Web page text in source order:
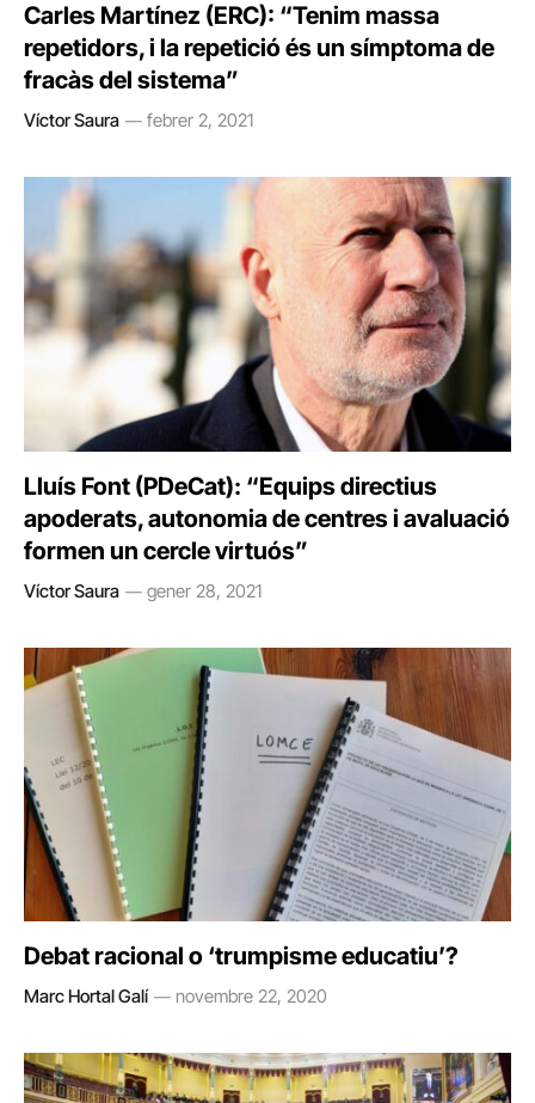
Carles Martínez (ERC): “Tenim massa
repetidors, i la repetició és un símptoma de
fracàs del sistema”
Víctor Saura febrer 2, 2021
Lluís Font (PDeCat): “Equips directius
apoderats, autonomia de centres i avaluació
formen un cercle virtuós”
Víctor Saura gener 28, 2021
Debat racional o ‘trumpisme educatiu’?
Marc Hortal Galí novembre 22, 2020